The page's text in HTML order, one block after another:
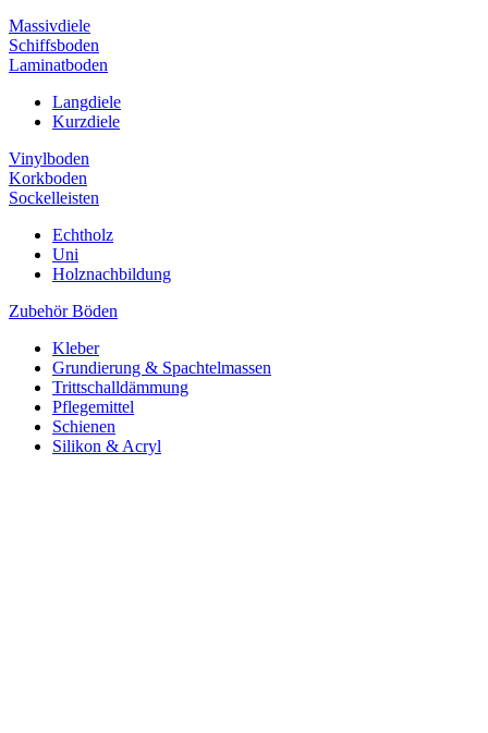
Massivdiele
Schiffsboden
Laminatboden
Langdiele
Kurzdiele
Vinylboden
Korkboden
Sockelleisten
Echtholz
Uni
Holznachbildung
Zubehör Böden
Kleber
Grundierung & Spachtelmassen
Trittschalldämmung
Pflegemittel
Schienen
Silikon & Acryl